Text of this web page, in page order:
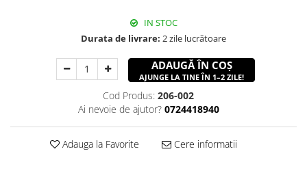
IN STOC
Durata de livrare: 2 zile lucrătoare
ADAUGĂ ÎN COȘ
AJUNGE LA TINE ÎN 1–2 ZILE!
Cod Produs: 206-002
Ai nevoie de ajutor? 0724418940
Adauga la Favorite Cere informatii